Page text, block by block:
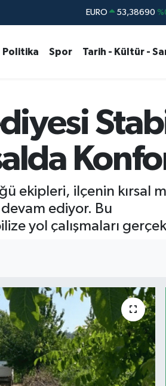
STERLİN 61,60380
BİST100 14.598,00
Politika Spor Tarih - Kültür -
ekipleri, ilçenin kırsal
devam ediyor. Bu
yol çalışmaları